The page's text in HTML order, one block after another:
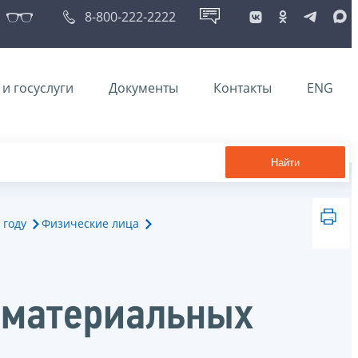
8-800-222-2222
госуслуги Документы Контакты ENG
Найти
Физические лица